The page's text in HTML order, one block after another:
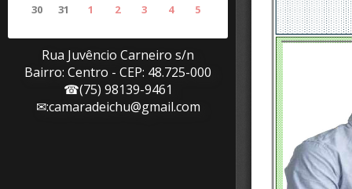
30
31 1 2 3 4 5
0PUBLICAÇÃO (ÕES)
Rua Juvêncio Carneiro s/n
Bairro: Centro - CEP: 48.725-000
☎(75) 98139-9461
✉:camaradeichu@gmail.com